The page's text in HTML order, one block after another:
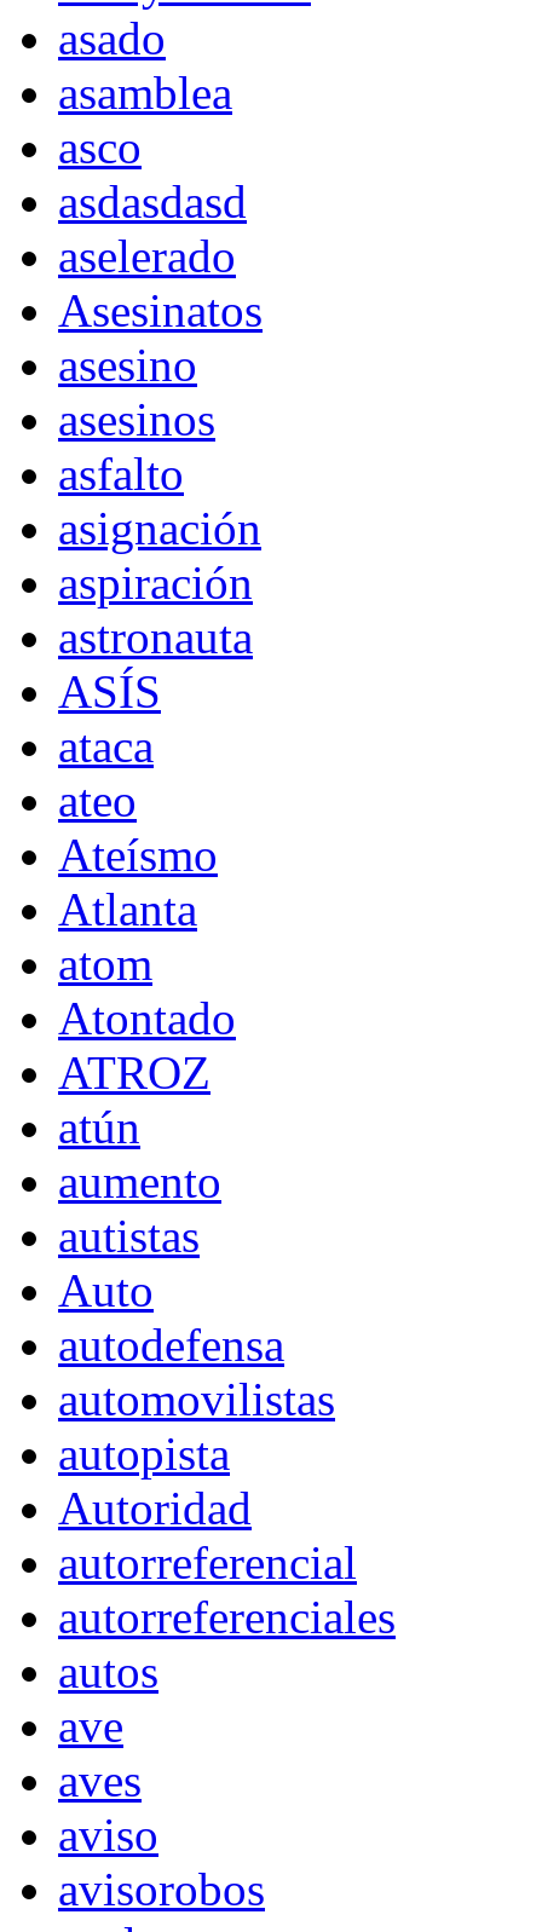
asado
asamblea
asco
asdasdasd
aselerado
Asesinatos
asesino
asesinos
asfalto
asignación
aspiración
astronauta
ASÍS
ataca
ateo
Ateísmo
Atlanta
atom
Atontado
ATROZ
atún
aumento
autistas
Auto
autodefensa
automovilistas
autopista
Autoridad
autorreferencial
autorreferenciales
autos
ave
aves
aviso
avisorobos